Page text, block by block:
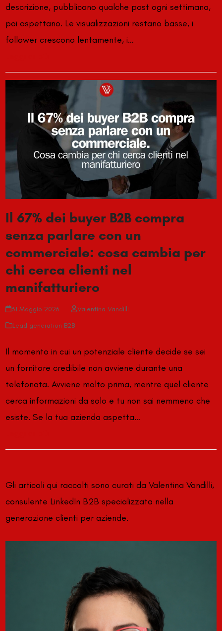
descrizione, pubblicano qualche post ogni settimana,
poi aspettano. Le visualizzazioni restano basse, i
follower crescono lentamente, i…
Il 67% dei buyer B2B compra
senza parlare con un
commerciale: cosa cambia per
chi cerca clienti nel
manifatturiero
31 Maggio 2026
Valentina Vandilli
Lead generation B2B
Il momento in cui un potenziale cliente decide se sei
un fornitore credibile non avviene durante una
telefonata. Avviene molto prima, mentre quel cliente
cerca informazioni da solo e tu non sai nemmeno che
esiste. Se la tua azienda aspetta…
Gli articoli qui raccolti sono curati da Valentina Vandilli,
consulente LinkedIn B2B specializzata nella
generazione clienti per aziende.